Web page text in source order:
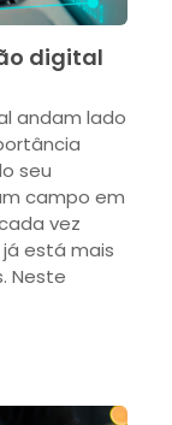
digital
andam lado
seu
campo em
vez
está mais
Neste